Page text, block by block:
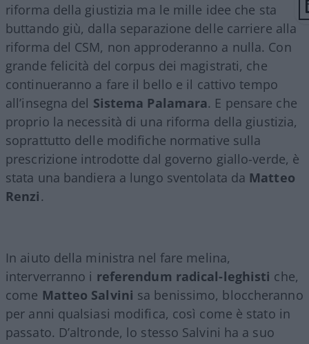
riforma della giustizia ma le mille idee che sta
buttando giù, dalla separazione delle carriere alla
riforma del CSM, non approderanno a nulla. Con
grande felicità del corpus dei magistrati, che
continueranno a fare il bello e il cattivo tempo
all’insegna del Sistema Palamara. E pensare che
proprio la necessità di una riforma della giustizia,
soprattutto delle modifiche normative sulla
prescrizione introdotte dal governo giallo-verde, è
stata una bandiera a lungo sventolata da Matteo
Renzi.
In aiuto della ministra nel fare melina,
interverranno i referendum radical-leghisti che,
come Matteo Salvini sa benissimo, bloccheranno
per anni qualsiasi modifica, così come è stato in
passato. D’altronde, lo stesso Salvini ha a suo